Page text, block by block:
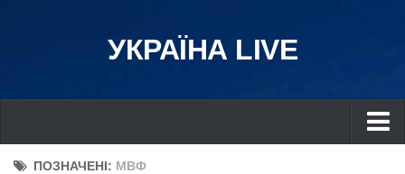
УКРАЇНА LIVE
Україна
ПОЗНАЧЕНІ: МВФ